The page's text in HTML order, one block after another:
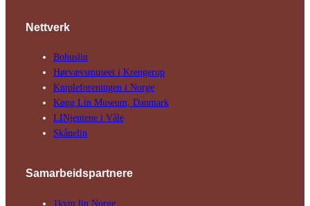
Nettverk
Bohuslin
Hørvævs­museet i Krengerup
Kniple­foreningen i Norge
Køng Lin Museum, Danmark
LINjentene i Våle
Skånelin
Samarbeids­partnere
1kvm lin Norge